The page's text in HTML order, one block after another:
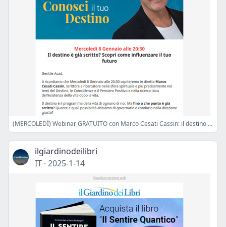
(MERCOLEDÌ) Webinar GRATUITO con Marco Cesati Cassin: il destino è già scritto?
ilgiardinodeilibri
IT · 2025-1-14